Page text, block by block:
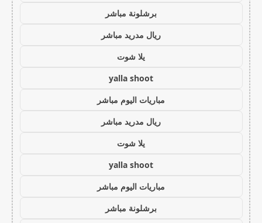
برشلونة مباشر
ريال مدريد مباشر
يلا شوت
yalla shoot
مباريات اليوم مباشر
ريال مدريد مباشر
يلا شوت
yalla shoot
مباريات اليوم مباشر
برشلونة مباشر